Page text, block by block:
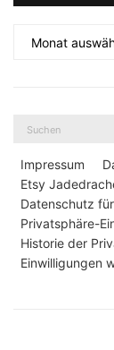
Impressum
Etsy
Datenschutz
Privatsphäre-
Historie der
Einwilligungen